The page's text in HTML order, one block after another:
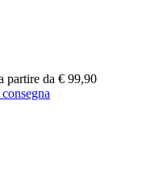
partire da € 99,90